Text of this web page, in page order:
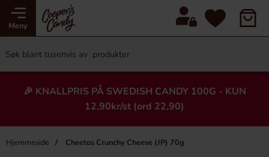
Meny
🎉 KNALLPRIS PÅ SWEDISH CANDY 100G - KUN
12,90kr/st (ord 22,90)
Hjemmeside Cheetos Crunchy Cheese (JP) 70g